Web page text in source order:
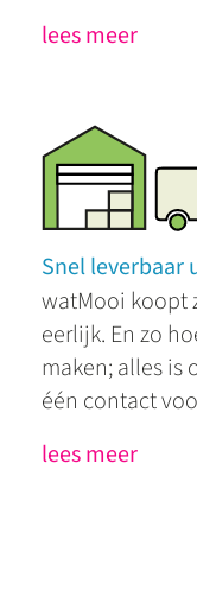
lees meer
Snel leverbaar
watMooi koopt
eerlijk. En zo
maken; alles is
één contact
lees meer